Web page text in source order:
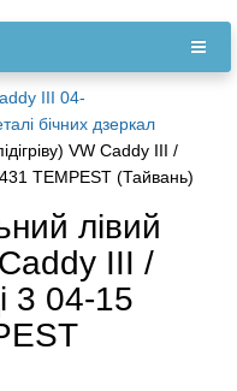
III 04-
бічних дзеркал
VW Caddy III /
TEMPEST (Тайвань)
лівий
Caddy III /
3 04-15